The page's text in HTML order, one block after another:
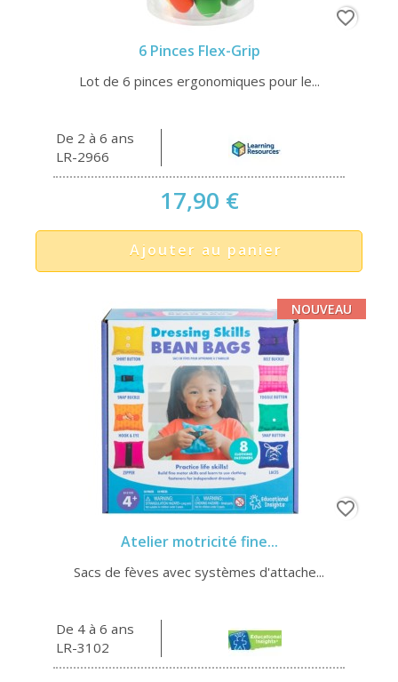
6 Pinces Flex-Grip
Lot de 6 pinces ergonomiques pour le...
De 2 à 6 ans
LR-2966
17,90 €
Ajouter au panier
favorite_border
Atelier motricité fine...
Sacs de fèves avec systèmes d'attache...
De 4 à 6 ans
LR-3102
NOUVEAU
favorite_border